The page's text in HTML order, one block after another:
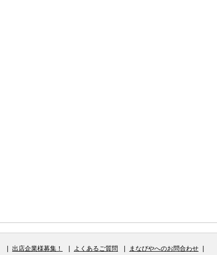
出店企業様募集！ よくあるご質問 まなびやへのお問合わせ